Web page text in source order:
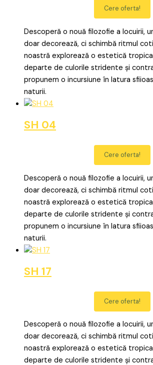
Cere oferta!
Descoperă o nouă filozofie a locuirii,
doar decorează, ci schimbă ritmul
noastră explorează o estetică
departe de culorile stridente și
propunem o incursiune în latura
naturii.
SH 04
Cere oferta!
Descoperă o nouă filozofie a locuirii,
doar decorează, ci schimbă ritmul
noastră explorează o estetică
departe de culorile stridente și
propunem o incursiune în latura
naturii.
SH 17
Cere oferta!
Descoperă o nouă filozofie a locuirii,
doar decorează, ci schimbă ritmul
noastră explorează o estetică
departe de culorile stridente și